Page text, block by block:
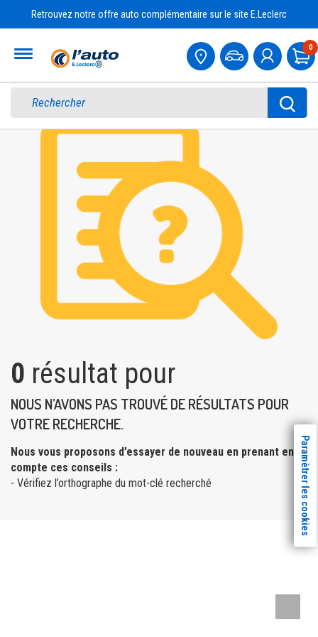
Retrouvez notre offre auto complémentaire sur le site E.Leclerc
0
0 résultat pour
NOUS N’AVONS PAS TROUVÉ DE RÉSULTATS POUR
VOTRE RECHERCHE.
Nous vous proposons d’essayer de nouveau en prenant en
compte ces conseils :
- Vérifiez l’orthographe du mot-clé recherché
Paramètrer les cookies